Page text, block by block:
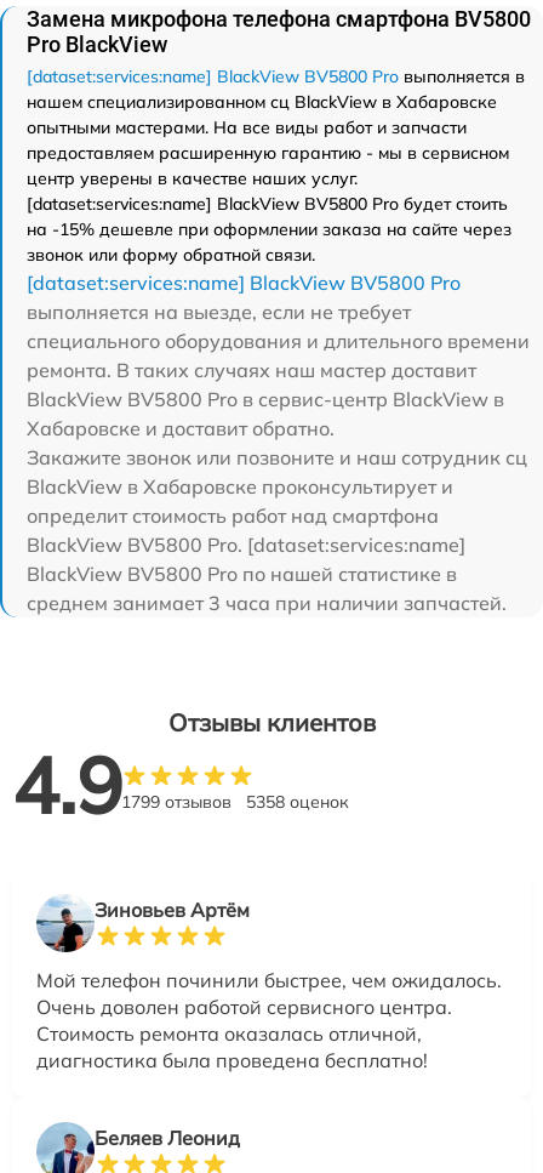
Замена микрофона телефона смартфона BV5800
Pro BlackView
[dataset:services:name] BlackView BV5800 Pro выполняется в
нашем специализированном сц BlackView в Хабаровске
опытными мастерами. На все виды работ и запчасти
предоставляем расширенную гарантию - мы в сервисном
центр уверены в качестве наших услуг.
[dataset:services:name] BlackView BV5800 Pro будет стоить
на -15% дешевле при оформлении заказа на сайте через
звонок или форму обратной связи.
[dataset:services:name] BlackView BV5800 Pro
выполняется на выезде, если не требует
специального оборудования и длительного времени
ремонта. В таких случаях наш мастер доставит
BlackView BV5800 Pro в сервис-центр BlackView в
Хабаровске и доставит обратно.
Закажите звонок или позвоните и наш сотрудник сц
BlackView в Хабаровске проконсультирует и
определит стоимость работ над смартфона
BlackView BV5800 Pro. [dataset:services:name]
BlackView BV5800 Pro по нашей статистике в
среднем занимает 3 часа при наличии запчастей.
Отзывы клиентов
4.91799 отзывов 5358 оценок
Зиновьев Артём
Мой телефон починили быстрее, чем ожидалось.
Очень доволен работой сервисного центра.
Стоимость ремонта оказалась отличной,
диагностика была проведена бесплатно!
Беляев Леонид